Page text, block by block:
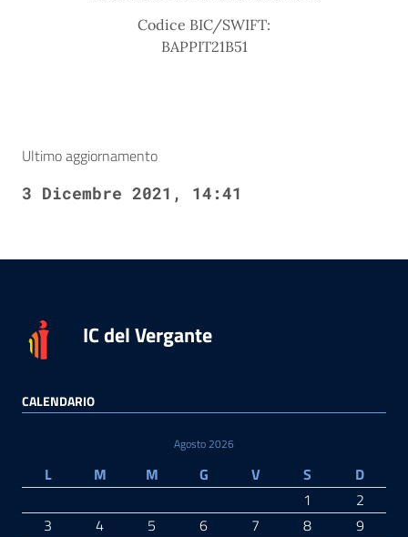
Codice BIC/SWIFT:
BAPPIT21B51
Ultimo aggiornamento
3 Dicembre 2021, 14:41
IC del Vergante
CALENDARIO
Agosto 2026
L M M G V S
D
1
2
3
4 5 6 7 8
9